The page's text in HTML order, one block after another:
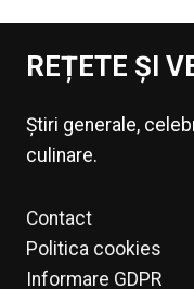
REȚETE ȘI
Știri generale,
culinare.
Contact
Politica cookies
Informare GDPR